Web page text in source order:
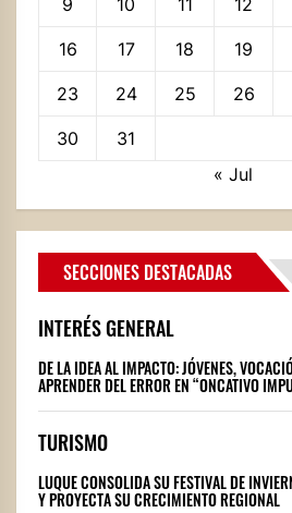
9 10 11 12
16 17 18 19
23 24 25 26
30
31
« Jul
SECCIONES DESTACADAS
INTERÉS GENERAL
DE LA IDEA AL IMPACTO: JÓVENES,
APRENDER DEL ERROR EN “ONCATIVO
TURISMO
LUQUE CONSOLIDA SU FESTIVAL DE
Y PROYECTA SU CRECIMIENTO REGIONAL